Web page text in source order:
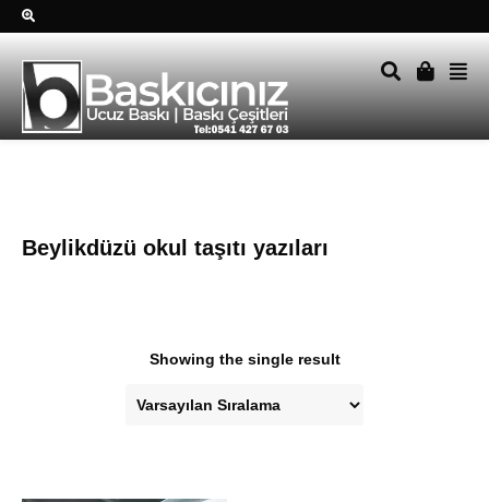
Beylikdüzü okul taşıtı yazıları
Showing the single result